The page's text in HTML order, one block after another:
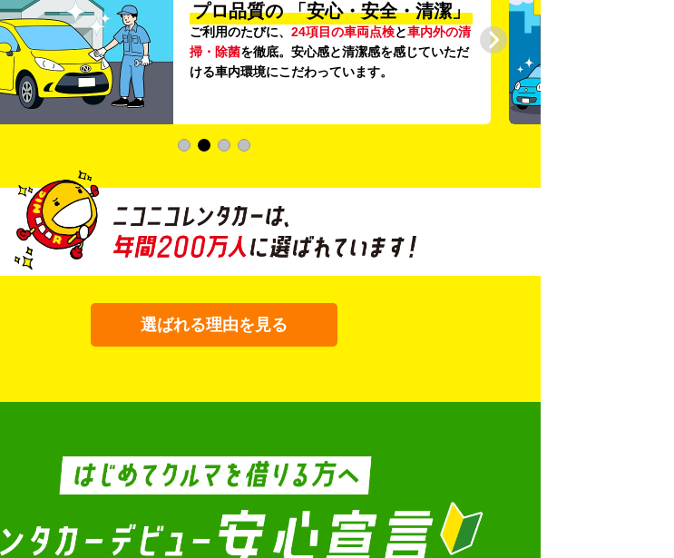
プロ品質の 「安心・安全・清潔」
ご利用のたびに、 24項目の車両点検と車内外の清
掃・除菌を徹底。安心感と清潔感を感じていただ
ける車内環境にこだわっています。
選ばれる理由を見る